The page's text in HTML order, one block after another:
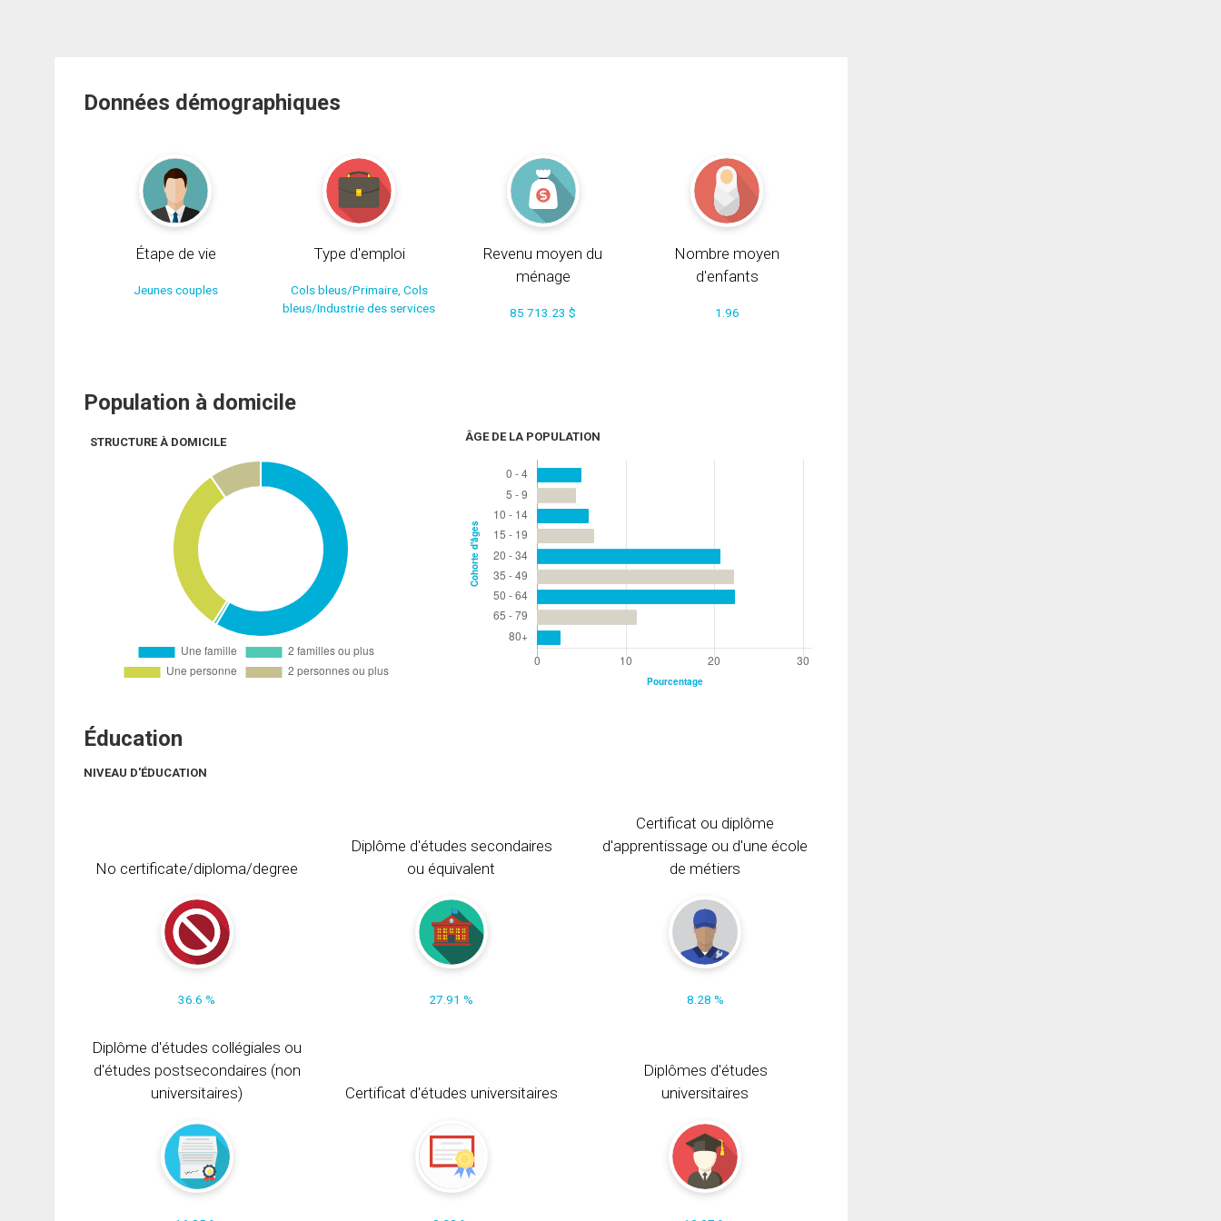
Données démographiques
Étape de vie
Jeunes couples
Type d'emploi
Cols bleus/Primaire, Cols
bleus/Industrie des services
Revenu moyen du
ménage
85 713.23 $
Nombre moyen
d'enfants
1.96
Population à domicile
STRUCTURE À DOMICILE ÂGE DE LA POPULATION
Éducation
NIVEAU D'ÉDUCATION
No certificate/diploma/degree
36.6 %
Diplôme d'études secondaires
ou équivalent
27.91 %
Certificat ou diplôme
d'apprentissage ou d'une école
de métiers
8.28 %
Diplôme d'études collégiales ou
d'études postsecondaires (non
universitaires)
Certificat d'études universitaires
Diplômes d'études
universitaires